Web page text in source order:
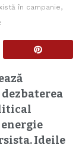
în campanie,
energie
Ideile